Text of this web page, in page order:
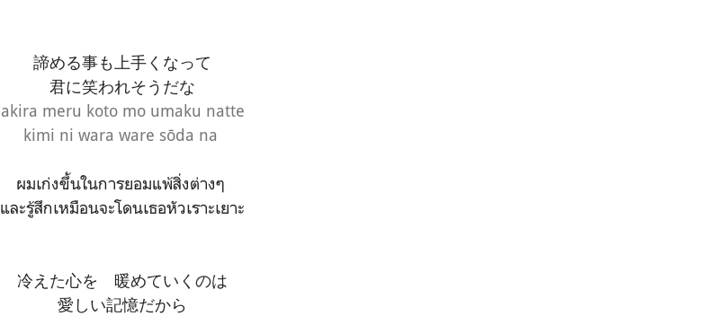
諦める事も上手くなって
君に笑われそうだな
akira meru koto mo umaku natte
kimi ni wara ware sōda na
ผมเก่งขึ้นในการยอมแพ้สิ่งต่างๆ
และรู้สึกเหมือนจะโดนเธอหัวเราะเยาะ
冷えた心を 暖めていくのは
愛しい記憶だから